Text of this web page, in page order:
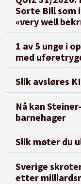
Sorte Bill som
«very well
1 av 5 unge i
med
Slik avsløres
Nå kan
barnehager
Slik møter du
Sverige
etter